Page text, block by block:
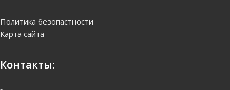
Политика безопастности
Карта сайта
Контакты: